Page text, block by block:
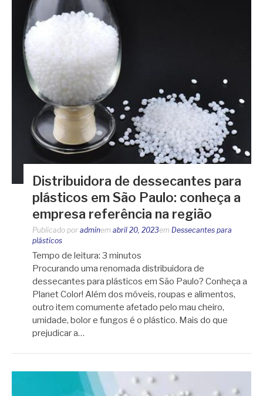
Distribuidora de dessecantes para
plásticos em São Paulo: conheça a
empresa referência na região
Publicado por adminem abril 20, 2023em Dessecantes para
plásticos
Tempo de leitura: 3 minutos
Procurando uma renomada distribuidora de
dessecantes para plásticos em São Paulo? Conheça a
Planet Color! Além dos móveis, roupas e alimentos,
outro item comumente afetado pelo mau cheiro,
umidade, bolor e fungos é o plástico. Mais do que
prejudicar a…